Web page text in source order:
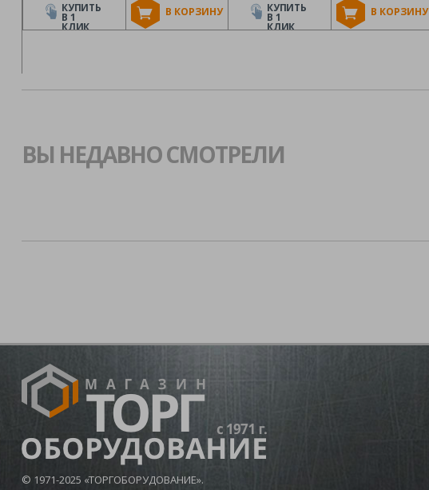
В КОРЗИНУ
КУПИТЬ
В 1
КЛИК
В КОРЗИНУ
КУПИТЬ
В 1
КЛИК
ВЫ НЕДАВНО СМОТРЕЛИ
© 1971-2025 «ТОРГОБОРУДОВАНИЕ».